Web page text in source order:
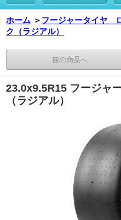
ホーム ＞ フージャータイヤ
ク（ラジアル）
前の商品へ
23.0x9.5R15 フージャ
（ラジアル）